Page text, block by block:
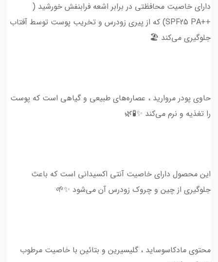
دارای خاصیت محافظتی در برابر اشعه فرابنفش خورشید (
++SPF25 PA) که از پیری زودرس و تخریب پوست توسط آفتاب
جلوگیری می‌کند 🏖
حاوی پودر مروارید ، عصاره‌های طبیعی و گیاهی است که پوست
را تغذیه و نرم می‌کند ✨🧪🌿
این محصول دارای خاصیت آنتی اکسیدانی است که باعث
جلوگیری از چین و چروک زودرس آن می‌شود ✨🌱
محتوی مادکاسوساید ، گلیسیرین و بتائین با خاصیت مرطوب